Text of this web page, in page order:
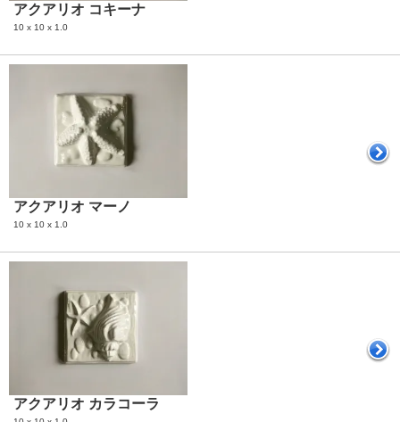
アクアリオ コキーナ
10 x 10 x 1.0
アクアリオ マーノ
10 x 10 x 1.0
アクアリオ カラコーラ